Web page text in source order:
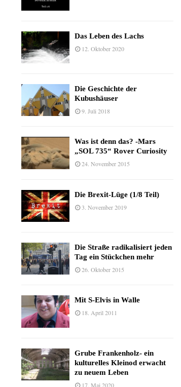
Das Leben des Lachs
12. Oktober 2020
Die Geschichte der
Kubushäuser
9. Juli 2018
Was ist denn das? -Mars
„SOL 735“ Rover Curiosity
24. November 2015
Die Brexit-Lüge (1/8 Teil)
3. November 2019
Die Straße radikalisiert jeden
Tag ein Stückchen mehr
26. Oktober 2015
Mit S-Elvis in Walle
18. April 2011
Grube Frankenholz- ein
kulturelles Kleinod erwacht
zu neuem Leben
17. Mai 2020